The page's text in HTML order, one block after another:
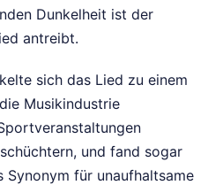
Dunkelheit ist der
antreibt.
sich das Lied zu einem
Musikindustrie
und fand sogar
Synonym für unaufhaltsame